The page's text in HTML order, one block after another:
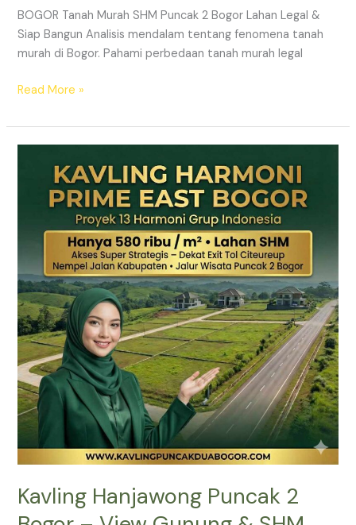
BOGOR Tanah Murah SHM Puncak 2 Bogor Lahan Legal &
Siap Bangun Analisis mendalam tentang fenomena tanah
murah di Bogor. Pahami perbedaan tanah murah legal
Read More »
Kavling Hanjawong Puncak 2
Hanjawong
Puncak
Bogor
Gunung
&
SHM
Pecah
Sertifikat